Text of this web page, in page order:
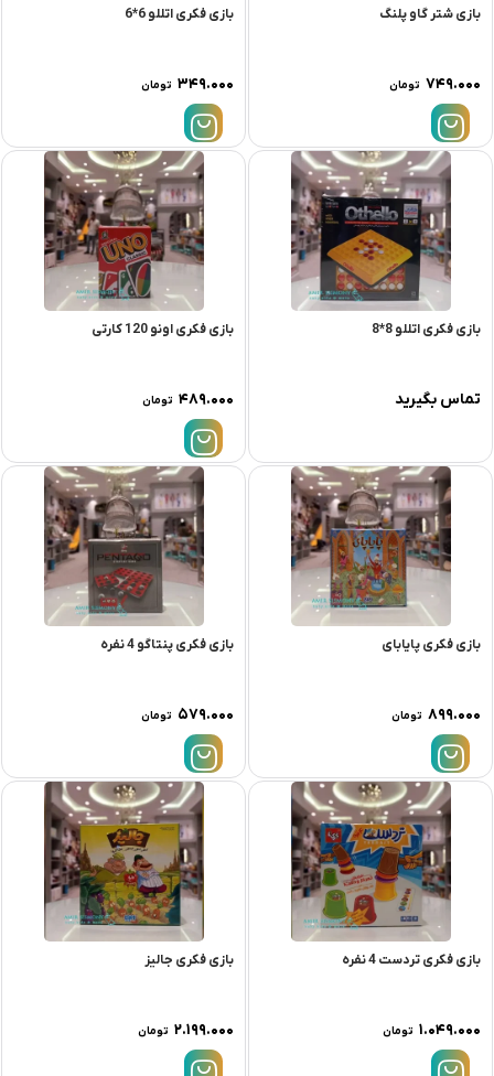
بازی شتر گاو پلنگ
۷۴۹.۰۰۰ تومان
بازی فکری اتللو 6*6
۳۴۹.۰۰۰ تومان
بازی فکری اتللو 8*8
تماس بگیرید
بازی فکری اونو 120 کارتی
۴۸۹.۰۰۰ تومان
بازی فکری پایابای
۸۹۹.۰۰۰ تومان
بازی فکری پنتاگو 4 نفره
۵۷۹.۰۰۰ تومان
بازی فکری تردست 4 نفره
۱.۰۴۹.۰۰۰ تومان
بازی فکری جالیز
۲.۱۹۹.۰۰۰ تومان